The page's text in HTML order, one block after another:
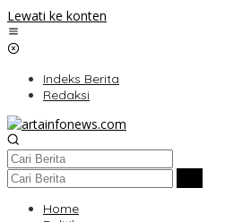
Lewati ke konten
Indeks Berita
Redaksi
Home